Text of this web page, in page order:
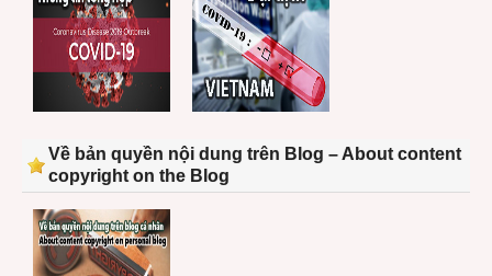
Về bản quyền nội dung trên Blog – About content
copyright on the Blog